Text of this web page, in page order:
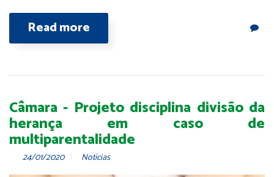
Read more
Câmara - Projeto disciplina divisão da
herança em caso de
multiparentalidade
24/01/2020 Notícias